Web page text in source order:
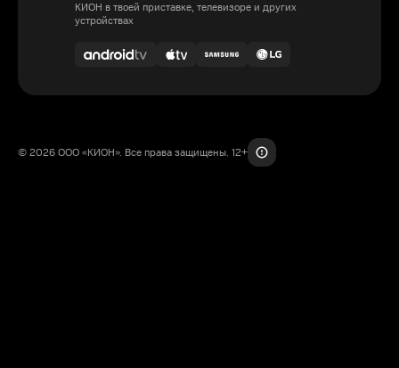
КИОН в твоей приставке, телевизоре и других
устройствах
© 2026 ООО «КИОН». Все права защищены. 12+